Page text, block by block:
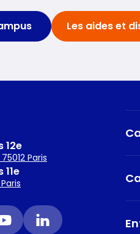
Les aides et
12e
Paris